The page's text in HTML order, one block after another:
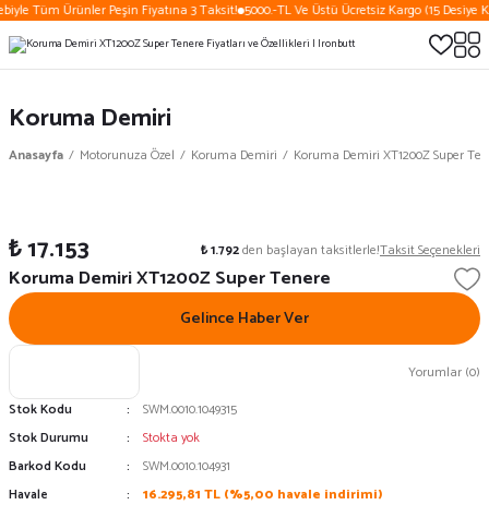
Tüm Ürünler Peşin Fiyatına 3 Taksit! 5000.-TL Ve Üstü Ücretsiz Kargo (15 Desiye
Koruma Demiri
Anasayfa Motorunuza Özel Koruma Demiri Koruma Demiri XT1200Z Super
Yorumlar (0)
Koruma Demiri XT1200Z Super Tenere
₺ 17.153 ₺ 1.792den başlayan taksitlerle!Taksit Seçenekleri
Stok Kodu
SWM.0010.1049315
Stok Durumu
Stokta yok
Barkod Kodu
SWM.0010.104931
Havale
16.295,81 TL (%5,00 havale indirimi)
Gelince Haber Ver